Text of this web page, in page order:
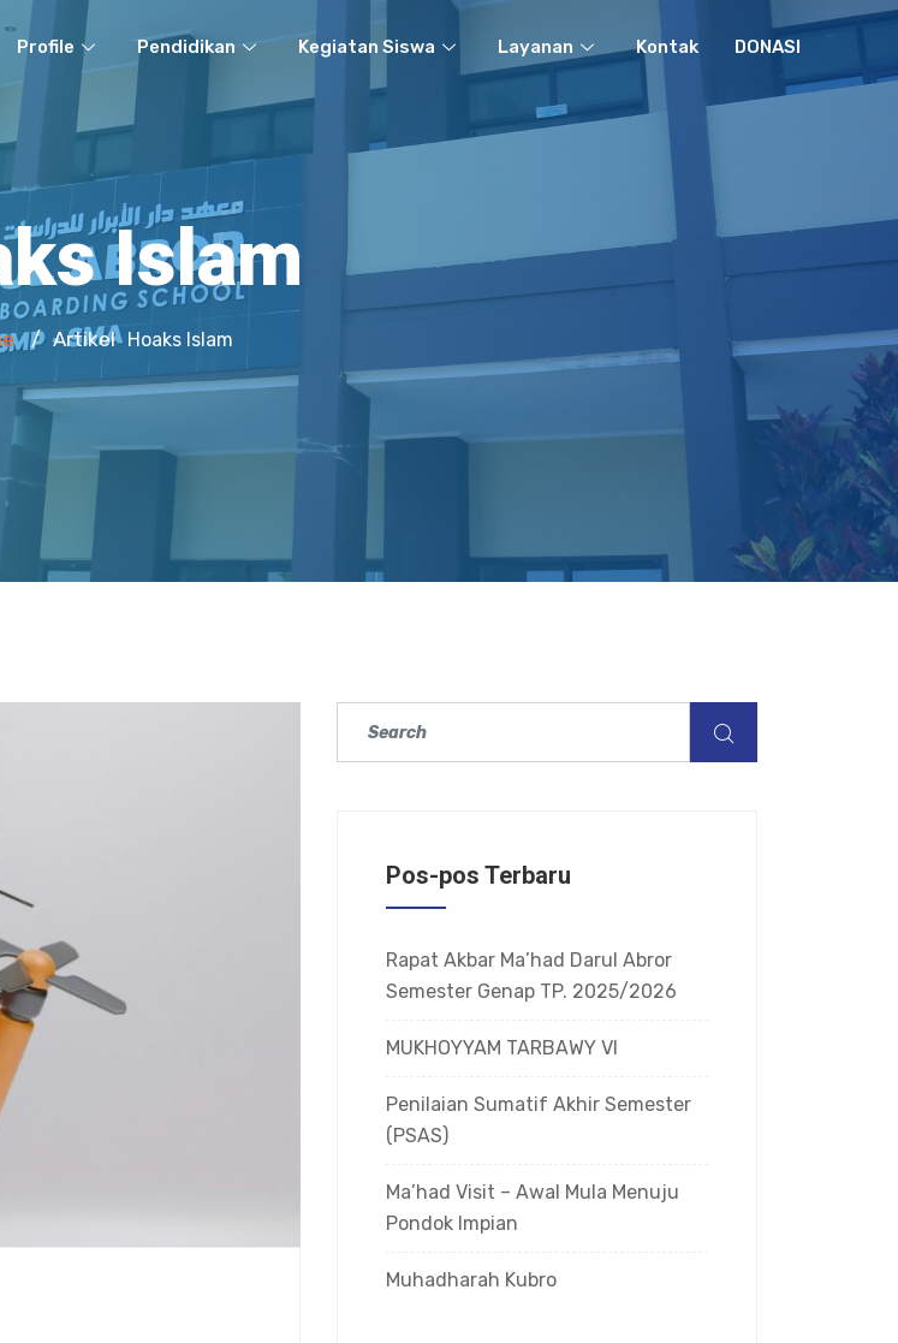
Profile Pendidikan Kegiatan Siswa Layanan Kontak DONASI
Islam
/ Artikel Hoaks Islam
Pos-pos Terbaru
Rapat Akbar Ma’had Darul Abror
Semester Genap TP. 2025/2026
MUKHOYYAM TARBAWY VI
Penilaian Sumatif Akhir Semester
(PSAS)
Ma’had Visit – Awal Mula Menuju
Pondok Impian
Muhadharah Kubro